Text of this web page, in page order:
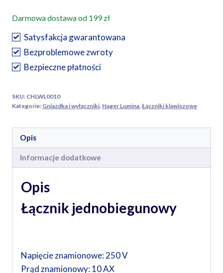
łącznik
jednobiegunowy
biały
cena
dla
Darmowa dostawa od 199 zł
Satysfakcja gwarantowana
Bezproblemowe zwroty
Bezpieczne płatności
SKU: CHLWL0010
Kategorie: Gniazdka i wyłączniki Hager Lumina Łączniki klawiszowe
Opis
Informacje dodatkowe
Opis
Łącznik jednobiegunowy
Napięcie znamionowe: 250 V
Prąd znamionowy: 10 AX